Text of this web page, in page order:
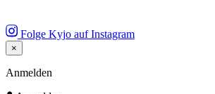
Folge Kyjo auf Instagram
×
Close
Anmelden